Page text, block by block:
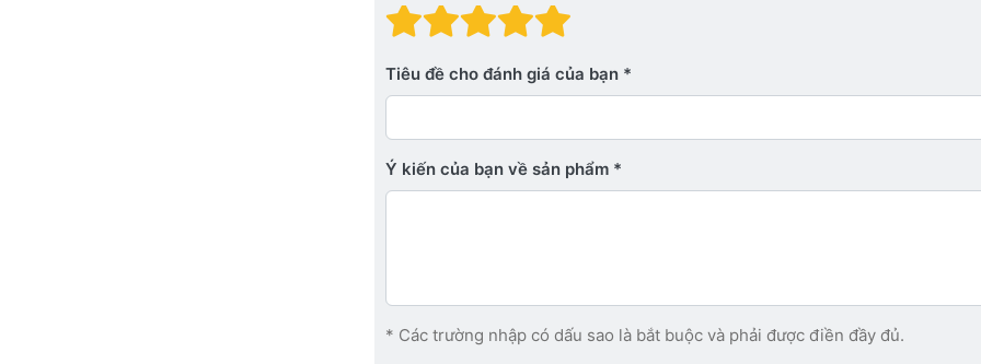
Đánh giá: 4 trên 5 sao.
Đánh giá: 3 trên 5 sao.
Đánh giá: 2 trên 5 sao.
Đánh giá: 1 trên 5 sao. Xấu
Tiêu đề cho đánh giá của bạn
Ý kiến ​​của bạn về sản phẩm
* Các trường nhập có dấu sao là bắt buộc và phải được điền đầy đủ.